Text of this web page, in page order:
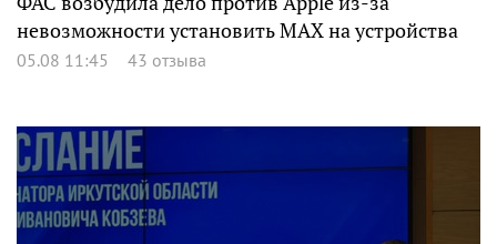
невозможности установить MAX на устройства
05.08 11:45 43 отзыва